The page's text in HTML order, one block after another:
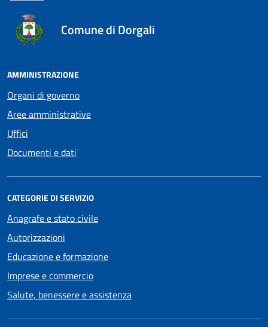
Comune di Dorgali
AMMINISTRAZIONE
Organi di governo
Aree amministrative
Uffici
Documenti e dati
CATEGORIE DI SERVIZIO
Anagrafe e stato civile
Autorizzazioni
Educazione e formazione
Imprese e commercio
Salute, benessere e assistenza